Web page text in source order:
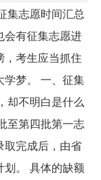
集志愿时间汇总
会有征集志愿进
考生应当抓住
学梦。 一、征集
却不明白是什么
至第四批第一志
取完成后，由省
划。 具体的缺额